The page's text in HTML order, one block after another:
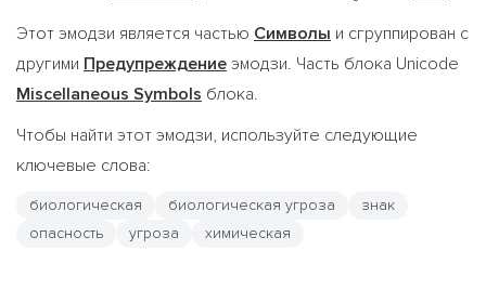
Этот эмодзи является частью Символы и сгруппирован с
другими Предупреждение эмодзи. Часть блока Unicode
Miscellaneous Symbols блока.
Чтобы найти этот эмодзи, используйте следующие
ключевые слова:
биологическая биологическая угроза
знак
опасность
угроза химическая